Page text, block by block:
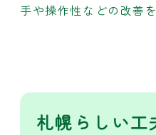
手や操作性などの改善
札幌らしい工